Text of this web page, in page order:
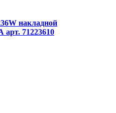
накладной
арт. 71223610